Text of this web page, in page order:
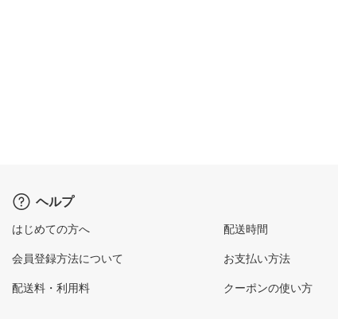
ヘルプ
はじめての方へ
会員登録方法について
配送料・利用料
配送時間
お支払い方法
クーポンの使い方